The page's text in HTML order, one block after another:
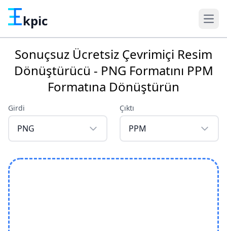
kpic
Sonuçsuz Ücretsiz Çevrimiçi Resim
Dönüştürücü - PNG Formatını PPM
Formatına Dönüştürün
Girdi
PNG
Çıktı
PPM